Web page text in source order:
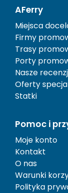
AFerry
Miejsca
Firmy
Trasy
Porty
Nasze
Oferty
Statki
Pomoc i
Moje konto
Kontakt
O nas
Warunki
Polityka